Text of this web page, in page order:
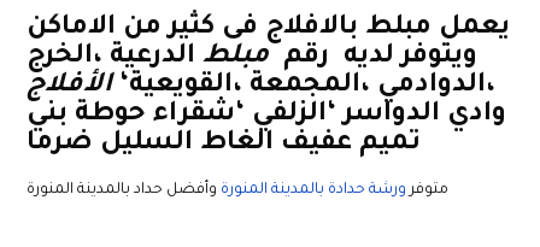
يعمل مبلط بالافلاج فى كثير من الاماكن
ويتوفر لديه رقم مبلط الدرعية ،الخرج
،الدوادمي ،المجمعة ،القويعية‘الأفلاج
وادي الدواسر ‘الزلفي ‘شقراء حوطة بني
متوفرورشة حدادة بالمدينة المنورة وأفضل حداد بالمدينة المنورة